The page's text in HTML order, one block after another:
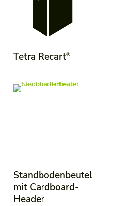
Tetra Recart®
Standbodenbeutel
mit Cardboard-
Header